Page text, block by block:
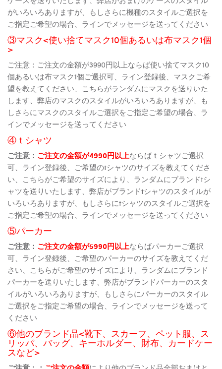
がいろいろありますが、もしさらに機種のスタイルご選択を
ご指定ご希望の場合、ラインでメッセージを送ってください
③マスク<使い捨てマスク10個あるいは布マスク1個
>
ご注意：ご注文の金額が3990円以上ならば使い捨てマスク10
個あるいは布マスク1個ご選択可、ライン登録後、マスクご希
望を教えてください、こちらがランダムにマスクを送りいた
します、弊店のマスクのスタイルがいろいろありますが、も
しさらにマスクのスタイルご選択をご指定ご希望の場合、ラ
インでメッセージを送ってください
④ｔシャツ
ご注意： ご注文の金額が4990円以上ならばｔシャツご選択
可、ライン登録後、ご希望のtシャツのサイズを教えてくださ
い、こちらがご希望のサイズにより、ランダムにブランドtシ
ャツを送りいたします、弊店がブランドtシャツのスタイルが
いろいろありますが、もしさらにtシャツのスタイルご選択を
ご指定ご希望の場合、ラインでメッセージを送ってください
⑤パーカー
ご注意： ご注文の金額が5990円以上ならばパーカーご選択
可、ライン登録後、ご希望のパーカーのサイズを教えてくだ
さい、こちらがご希望のサイズにより、ランダムにブランド
パーカーを送りいたします、弊店がブランドパーカーのスタ
イルがいろいろありますが、もしさらにパーカーのスタイル
ご選択をご指定ご希望の場合、ラインでメッセージを送って
ください
⑥他のブランド品<靴下、スカーフ、ペット服、ス
リッパ、バッグ、キーホルダー、財布、カードケー
スなど>